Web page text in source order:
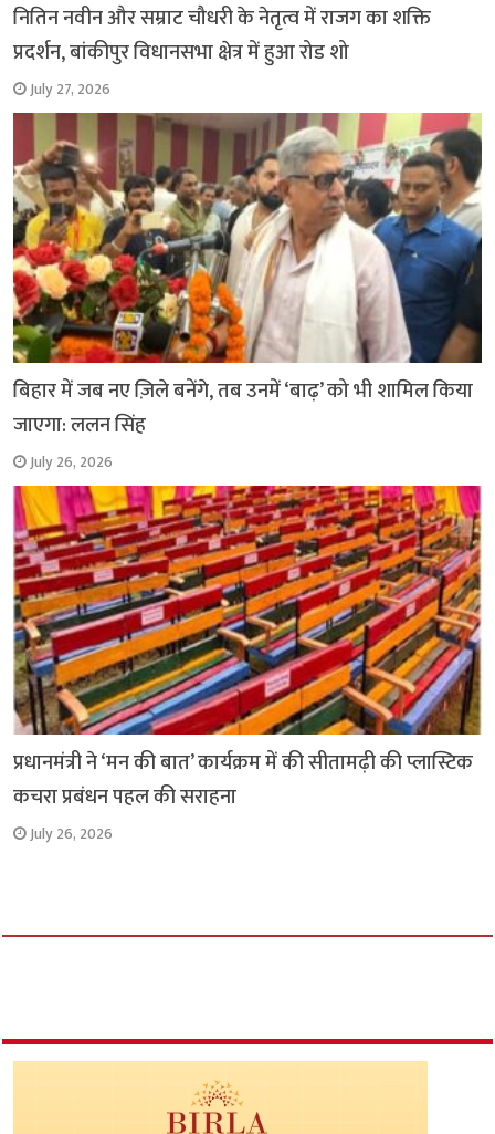
नितिन नवीन और सम्राट चौधरी के नेतृत्व में राजग का शक्ति
प्रदर्शन, बांकीपुर विधानसभा क्षेत्र में हुआ रोड शो
July 27, 2026
बिहार में जब नए ज़िले बनेंगे, तब उनमें ‘बाढ़’ को भी शामिल किया
जाएगा: ललन सिंह
July 26, 2026
प्रधानमंत्री ने ‘मन की बात’ कार्यक्रम में की सीतामढ़ी की प्लास्टिक
कचरा प्रबंधन पहल की सराहना
July 26, 2026